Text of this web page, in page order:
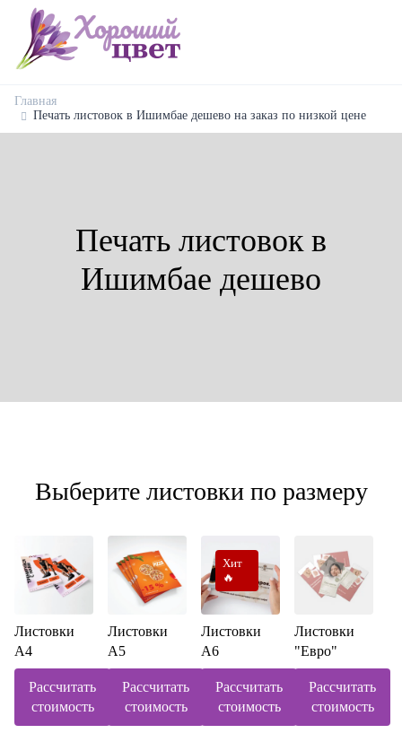
Главная
Печать листовок в Ишимбае дешево на заказ по низкой цене
Печать листовок в
Ишимбае дешево
Выберите листовки по размеру
Листовки
А4
Рассчитать
стоимость
Листовки
А5
Рассчитать
стоимость
Хит
🔥
Листовки
А6
Рассчитать
стоимость
Листовки
"Евро"
Рассчитать
стоимость